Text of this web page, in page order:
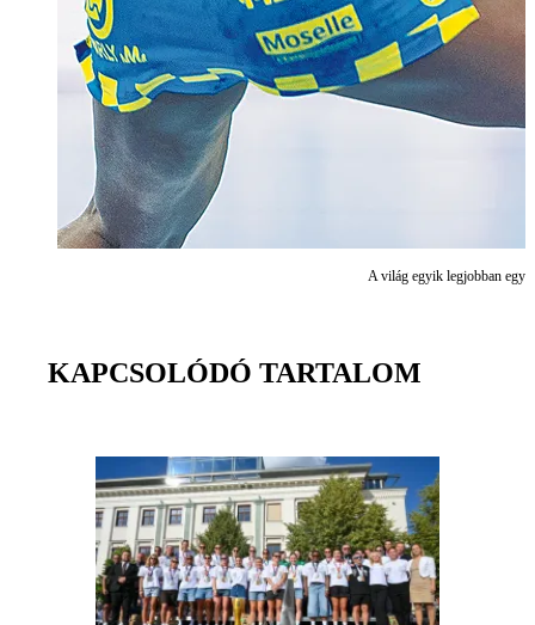
A világ egyik legjobban egy
KAPCSOLÓDÓ TARTALOM